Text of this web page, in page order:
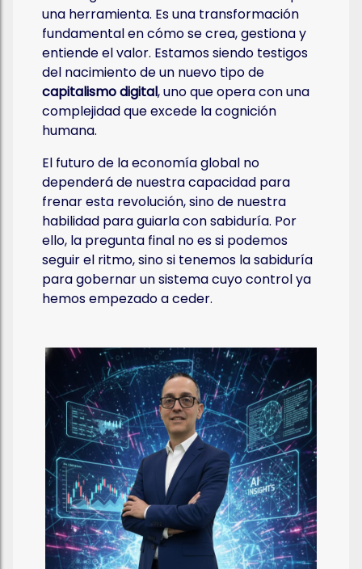
una herramienta. Es una transformación
fundamental en cómo se crea, gestiona y
entiende el valor. Estamos siendo testigos
del nacimiento de un nuevo tipo de
capitalismo digital, uno que opera con una
complejidad que excede la cognición
humana.
El futuro de la economía global no
dependerá de nuestra capacidad para
frenar esta revolución, sino de nuestra
habilidad para guiarla con sabiduría. Por
ello, la pregunta final no es si podemos
seguir el ritmo, sino si tenemos la sabiduría
para gobernar un sistema cuyo control ya
hemos empezado a ceder.